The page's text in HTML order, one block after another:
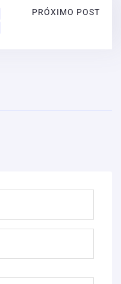
PRÓXIMO POST